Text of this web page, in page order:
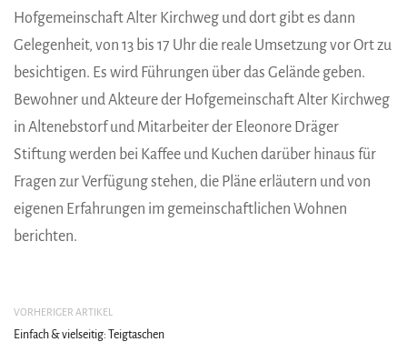
Hofgemeinschaft Alter Kirchweg und dort gibt es dann
Gelegenheit, von 13 bis 17 Uhr die reale Umsetzung vor Ort zu
besichtigen. Es wird Führungen über das Gelände geben.
Bewohner und Akteure der Hofgemeinschaft Alter Kirchweg
in Altenebstorf und Mitarbeiter der Eleonore Dräger
Stiftung werden bei Kaffee und Kuchen darüber hinaus für
Fragen zur Verfügung stehen, die Pläne erläutern und von
eigenen Erfahrungen im gemeinschaftlichen Wohnen
berichten.
VORHERIGER ARTIKEL
Einfach & vielseitig: Teigtaschen